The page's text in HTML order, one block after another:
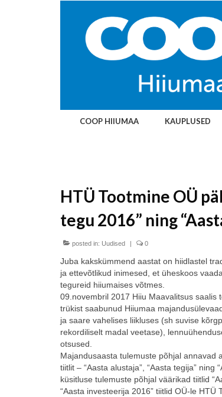
COOP HIIUMAA KAUPLUSED
HTÜ Tootmine OÜ
tegu 2016” ning
posted in: Uudised | 0
Juba kakskümmend aastat on hiidlastel
ja ettevõtlikud inimesed, et üheskoos
tegureid hiiumaises võtmes.
09.novembril 2017 Hiiu Maavalitsus
trükist saabunud Hiiumaa
ja saare vahelises liikluses (sh suvise
rekordiliselt madal veetase),
otsused.
Majandusaasta tulemuste põhjal annavad
tiitlit – “Aasta alustaja”, “Aasta tegija”
küsitluse tulemuste põhjal väärikad tiitlid
“Aasta investeerija 2016” tiitlid OÜ-le